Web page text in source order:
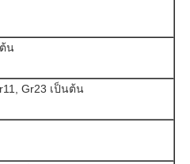
น
Gr23 เป็นต้น